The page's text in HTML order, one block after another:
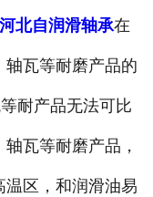
河北自润滑轴承在
轴瓦等耐磨产品的
耐产品无法可比
瓦等耐磨产品，
区，和润滑油易